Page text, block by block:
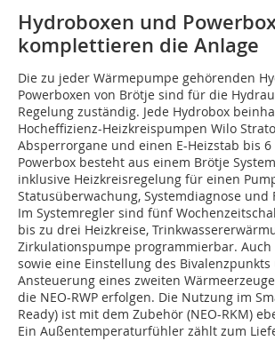
Hydroboxen und
komplettieren die Anlage
Die zu jeder Wärmepumpe gehörenden
Powerboxen von Brötje sind für die
Regelung zuständig. Jede Hydrobox
Hocheffizienz-Heizkreispumpen Wilo
Absperrorgane und einen E-Heizstab bis 6
Powerbox besteht aus einem Brötje
inklusive Heizkreisregelung für einen
Statusüberwachung, Systemdiagnose und
Im Systemregler sind fünf
bis zu drei Heizkreise,
Zirkulationspumpe programmierbar. Auch
sowie eine Einstellung des
Ansteuerung eines zweiten
die NEO-RWP erfolgen. Die Nutzung im
Ready) ist mit dem Zubehör (NEO-RKM)
Ein Außentemperaturfühler zählt zum